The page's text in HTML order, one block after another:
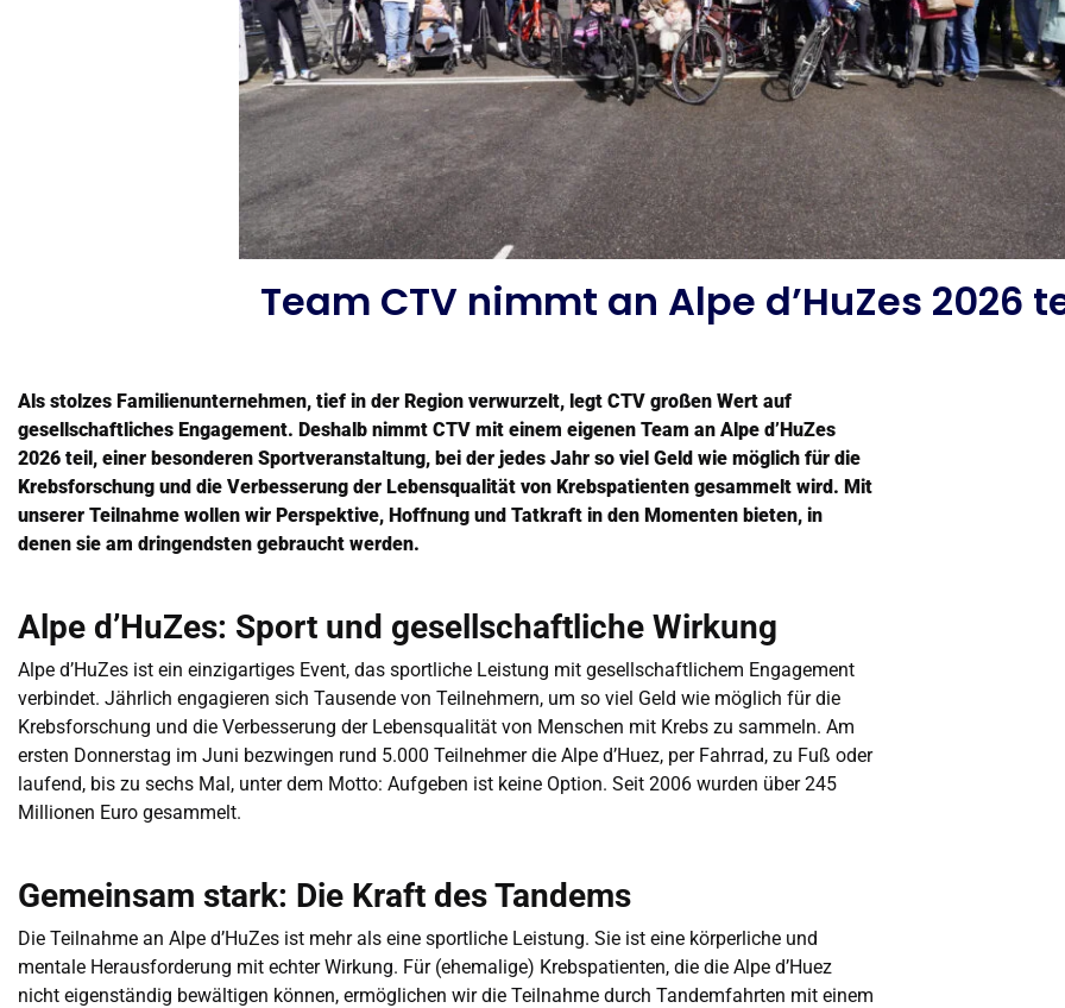
Team CTV nimmt an Alpe d’HuZes 2026
Als stolzes Familienunternehmen, tief in der Region verwurzelt, legt CTV großen Wert auf
gesellschaftliches Engagement. Deshalb nimmt CTV mit einem eigenen Team an Alpe d’HuZes
2026 teil, einer besonderen Sportveranstaltung, bei der jedes Jahr so viel Geld wie möglich für die
Krebsforschung und die Verbesserung der Lebensqualität von Krebspatienten gesammelt wird. Mit
unserer Teilnahme wollen wir Perspektive, Hoffnung und Tatkraft in den Momenten bieten, in
denen sie am dringendsten gebraucht werden.
Alpe d’HuZes: Sport und gesellschaftliche Wirkung
Alpe d’HuZes ist ein einzigartiges Event, das sportliche Leistung mit gesellschaftlichem Engagement
verbindet. Jährlich engagieren sich Tausende von Teilnehmern, um so viel Geld wie möglich für die
Krebsforschung und die Verbesserung der Lebensqualität von Menschen mit Krebs zu sammeln. Am
ersten Donnerstag im Juni bezwingen rund 5.000 Teilnehmer die Alpe d’Huez, per Fahrrad, zu Fuß oder
laufend, bis zu sechs Mal, unter dem Motto: Aufgeben ist keine Option. Seit 2006 wurden über 245
Millionen Euro gesammelt.
Gemeinsam stark: Die Kraft des Tandems
Die Teilnahme an Alpe d’HuZes ist mehr als eine sportliche Leistung. Sie ist eine körperliche und
mentale Herausforderung mit echter Wirkung. Für (ehemalige) Krebspatienten, die die Alpe d’Huez
nicht eigenständig bewältigen können, ermöglichen wir die Teilnahme durch Tandemfahrten mit einem